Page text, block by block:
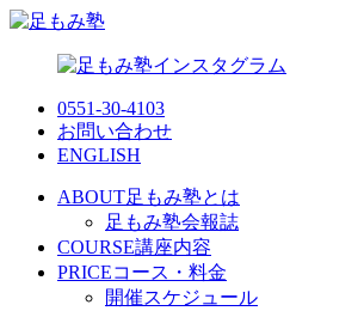
0551-30-4103
お問い合わせ
ENGLISH
ABOUT足もみ塾とは
足もみ塾会報誌
COURSE講座内容
PRICEコース・料金
開催スケジュール